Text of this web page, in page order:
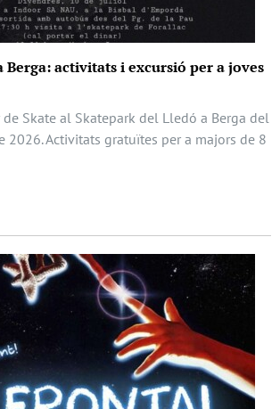
Berga: activitats i excursió per a joves
Skate al Skatepark del Lledó a Berga del
Activitats gratuïtes per a majors de 8